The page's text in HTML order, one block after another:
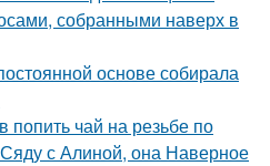
собранными наверх в
основе собирала
чай на резьбе по
с Алиной, она Наверное